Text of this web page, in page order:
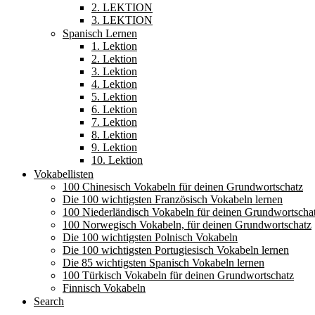
2. LEKTION
3. LEKTION
Spanisch Lernen
1. Lektion
2. Lektion
3. Lektion
4. Lektion
5. Lektion
6. Lektion
7. Lektion
8. Lektion
9. Lektion
10. Lektion
Vokabellisten
100 Chinesisch Vokabeln für deinen Grundwortschatz
Die 100 wichtigsten Französisch Vokabeln lernen
100 Niederländisch Vokabeln für deinen
100 Norwegisch Vokabeln, für deinen Grundwortschatz
Die 100 wichtigsten Polnisch Vokabeln
Die 100 wichtigsten Portugiesisch Vokabeln lernen
Die 85 wichtigsten Spanisch Vokabeln lernen
100 Türkisch Vokabeln für deinen Grundwortschatz
Finnisch Vokabeln
Search